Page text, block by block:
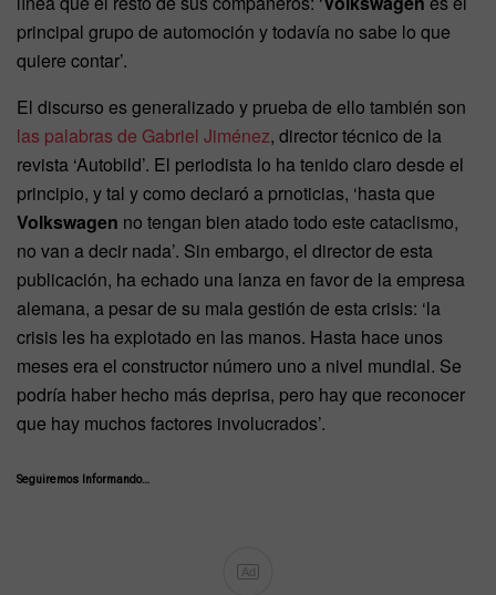
principal grupo de automoción y todavía no sabe lo que
quiere contar’.
El discurso es generalizado y prueba de ello también son
las palabras de Gabriel Jiménez, director técnico de la
revista ‘Autobild’. El periodista lo ha tenido claro desde el
principio, y tal y como declaró a prnoticias, ‘hasta que
Volkswagen no tengan bien atado todo este cataclismo,
no van a decir nada’. Sin embargo, el director de esta
publicación, ha echado una lanza en favor de la empresa
alemana, a pesar de su mala gestión de esta crisis: ‘la
crisis les ha explotado en las manos. Hasta hace unos
meses era el constructor número uno a nivel mundial. Se
podría haber hecho más deprisa, pero hay que reconocer
que hay muchos factores involucrados’.
Seguiremos Informando…
Ad